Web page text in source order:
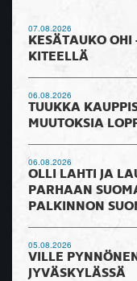
07.08.2026
KESÄTAUKO
KITEELLÄ
06.08.2026
TUUKKA
MUUTOKSIA
06.08.2026
OLLI LAHTI JA
PARHAAN
PALKINNON
05.08.2026
VILLE
JYVÄSKYLÄSSÄ